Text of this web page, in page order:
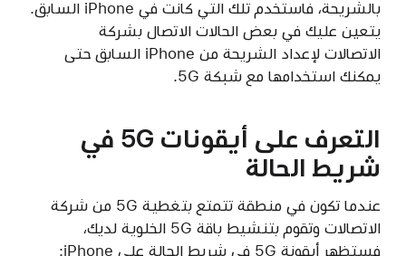
بالشريحة، فاستخدم تلك التي كانت في iPhone السابق.
يتعين عليك في بعض الحالات الاتصال بشركة
الاتصالات لإعداد الشريحة من iPhone السابق حتى
يمكنك استخدامها مع شبكة 5G.
التعرف على أيقونات 5G في
شريط الحالة
عندما تكون في منطقة تتمتع بتغطية 5G من شركة
الاتصالات وتقوم بتنشيط باقة 5G الخلوية لديك،
فستظهر أيقونة 5G في شريط الحالة على iPhone: